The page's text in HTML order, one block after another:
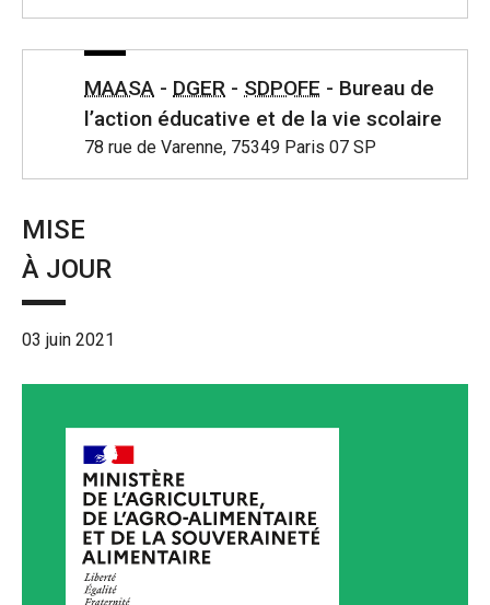
MAASA - DGER - SDPOFE - Bureau de
l’action éducative et de la vie scolaire
78 rue de Varenne, 75349 Paris 07 SP
MISE
À JOUR
03 juin 2021